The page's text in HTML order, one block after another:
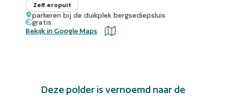
Zelf eropuit
parkeren bij de duikplek bergsediepsluis
gratis
Bekijk in Google Maps
Deze polder is vernoemd naar de